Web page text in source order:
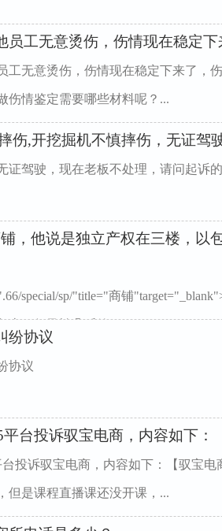
员工无意烫伤，伤情现在稳定
工无意烫伤，伤情现在稳定下来了，
伤情鉴定需要哪些材料呢？...
伤,开挖掘机不慎摔伤，无证驾
证驾驶，现在老板不处理，请问起诉
，他说是独立产权在三楼，以
special/sp/"title="商铺
十，但又怕几后效...
纷协议
协议
平台投诉驭宝电商，内容如下：
台投诉驭宝电商，内容如下：【驭宝
但是课程直播课还没开课，...